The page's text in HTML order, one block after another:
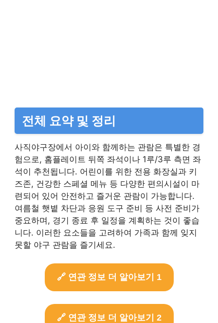
전체 요약 및 정리
사직야구장에서 아이와 함께하는 관람은 특별한 경
험으로, 홈플레이트 뒤쪽 좌석이나 1루/3루 측면 좌
석이 추천됩니다. 어린이를 위한 전용 화장실과 키
즈존, 건강한 스페셜 메뉴 등 다양한 편의시설이 마
련되어 있어 안전하고 즐거운 관람이 가능합니다.
여름철 햇볕 차단과 응원 도구 준비 등 사전 준비가
중요하며, 경기 종료 후 일정을 계획하는 것이 좋습
니다. 이러한 요소들을 고려하여 가족과 함께 잊지
못할 야구 관람을 즐기세요.
🔗 연관 정보 더 알아보기 1
🔗 연관 정보 더 알아보기 2